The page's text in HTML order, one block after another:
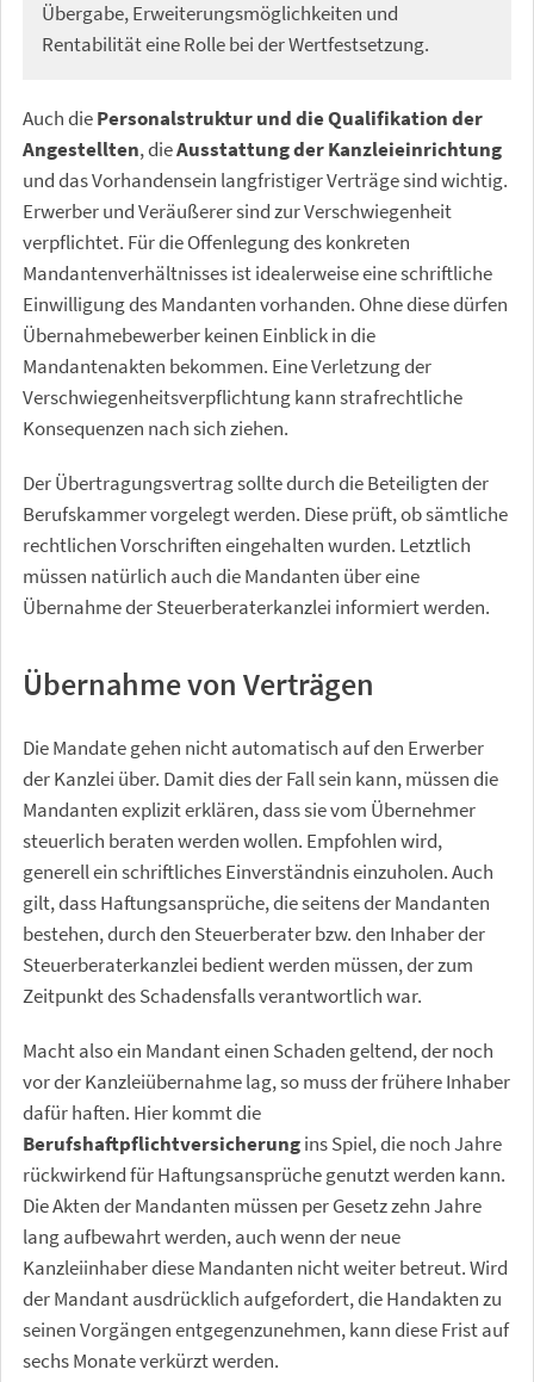
Übergabe, Erweiterungsmöglichkeiten und
Rentabilität eine Rolle bei der Wertfestsetzung.
Auch diePersonalstruktur und die Qualifikation der
Angestellten, dieAusstattung der Kanzleieinrichtung
und das Vorhandensein langfristiger Verträge sind wichtig.
Erwerber und Veräußerer sind zur Verschwiegenheit
verpflichtet. Für die Offenlegung des konkreten
Mandantenverhältnisses ist idealerweise eine schriftliche
Einwilligung des Mandanten vorhanden. Ohne diese dürfen
Übernahmebewerber keinen Einblick in die
Mandantenakten bekommen. Eine Verletzung der
Verschwiegenheitsverpflichtung kann strafrechtliche
Konsequenzen nach sich ziehen.
Der Übertragungsvertrag sollte durch die Beteiligten der
Berufskammer vorgelegt werden. Diese prüft, ob sämtliche
rechtlichen Vorschriften eingehalten wurden. Letztlich
müssen natürlich auch die Mandanten über eine
Übernahme der Steuerberaterkanzlei informiert werden.
Übernahme von Verträgen
Die Mandate gehen nicht automatisch auf den Erwerber
der Kanzlei über. Damit dies der Fall sein kann, müssen die
Mandanten explizit erklären, dass sie vom Übernehmer
steuerlich beraten werden wollen. Empfohlen wird,
generell ein schriftliches Einverständnis einzuholen. Auch
gilt, dass Haftungsansprüche, die seitens der Mandanten
bestehen, durch den Steuerberater bzw. den Inhaber der
Steuerberaterkanzlei bedient werden müssen, der zum
Zeitpunkt des Schadensfalls verantwortlich war.
Macht also ein Mandant einen Schaden geltend, der noch
vor der Kanzleiübernahme lag, so muss der frühere Inhaber
dafür haften. Hier kommt die
Berufshaftpflichtversicherungins Spiel, die noch Jahre
rückwirkend für Haftungsansprüche genutzt werden kann.
Die Akten der Mandanten müssen per Gesetz zehn Jahre
lang aufbewahrt werden, auch wenn der neue
Kanzleiinhaber diese Mandanten nicht weiter betreut. Wird
der Mandant ausdrücklich aufgefordert, die Handakten zu
seinen Vorgängen entgegenzunehmen, kann diese Frist auf
sechs Monate verkürzt werden.